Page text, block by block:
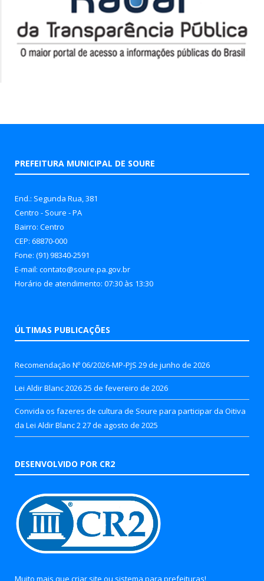
PREFEITURA MUNICIPAL DE SOURE
End.: Segunda Rua, 381
Centro - Soure - PA
Bairro: Centro
CEP: 68870-000
Fone: (91) 98340-2591
E-mail: contato@soure.pa.gov.br
Horário de atendimento: 07:30 às 13:30
ÚLTIMAS PUBLICAÇÕES
Recomendação Nº 06/2026-MP-PJS 29 de junho de 2026
Lei Aldir Blanc 202625 de fevereiro de 2026
Convida os fazeres de cultura de Soure para participar da Oitiva
da Lei Aldir Blanc 227 de agosto de 2025
DESENVOLVIDO POR CR2
Muito mais que criar site ou sistema para prefeituras!